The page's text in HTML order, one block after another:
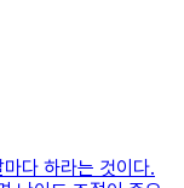
다 하라는 것이다.